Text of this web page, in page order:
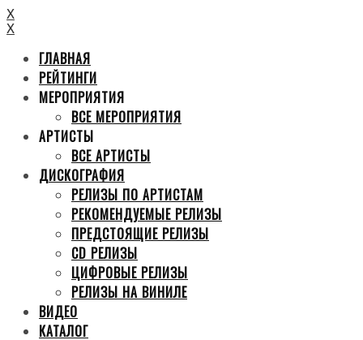
X
X
ГЛАВНАЯ
РЕЙТИНГИ
МЕРОПРИЯТИЯ
ВСЕ МЕРОПРИЯТИЯ
АРТИСТЫ
ВСЕ АРТИСТЫ
ДИСКОГРАФИЯ
РЕЛИЗЫ ПО АРТИСТАМ
РЕКОМЕНДУЕМЫЕ РЕЛИЗЫ
ПРЕДСТОЯЩИЕ РЕЛИЗЫ
CD РЕЛИЗЫ
ЦИФРОВЫЕ РЕЛИЗЫ
РЕЛИЗЫ НА ВИНИЛЕ
ВИДЕО
КАТАЛОГ